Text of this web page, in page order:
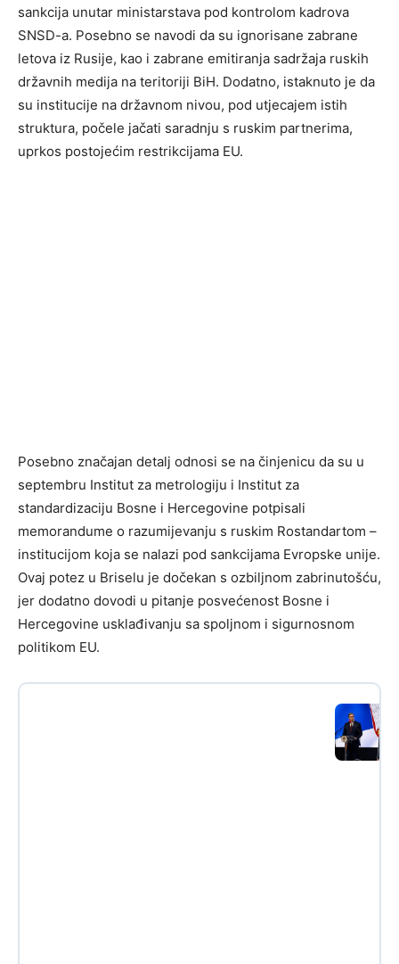
sankcija unutar ministarstava pod kontrolom kadrova
SNSD-a. Posebno se navodi da su ignorisane zabrane
letova iz Rusije, kao i zabrane emitiranja sadržaja ruskih
državnih medija na teritoriji BiH. Dodatno, istaknuto je da
su institucije na državnom nivou, pod utjecajem istih
struktura, počele jačati saradnju s ruskim partnerima,
uprkos postojećim restrikcijama EU.
Posebno značajan detalj odnosi se na činjenicu da su u
septembru Institut za metrologiju i Institut za
standardizaciju Bosne i Hercegovine potpisali
memorandume o razumijevanju s ruskim Rostandartom –
institucijom koja se nalazi pod sankcijama Evropske unije.
Ovaj potez u Briselu je dočekan s ozbiljnom zabrinutošću,
jer dodatno dovodi u pitanje posvećenost Bosne i
Hercegovine usklađivanju sa spoljnom i sigurnosnom
politikom EU.